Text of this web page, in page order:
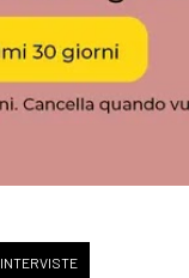
INTERVISTE